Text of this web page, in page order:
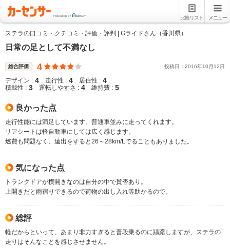
比較リスト メニュー
ステラの口コミ・クチコミ・評価・評判 | Gライドさん（香川県）
日常の足として不満なし
総合評価 4 投稿日： 2016年10 月 12日
デザイン : 4 走行性 : 4 居住性 : 4
積載性 : 3 運転しやすさ : 4 維持費 : 5
良かった点
走行性能には満足しています。普通車並みに走ってくれます。
リアシートは軽自動車にしては広く感じます。
燃費も問題なく、遠出をすると26～28km/Lでることもありました。
気になった点
トランクドアが横開きなのは自分の中で賛否あり。
上開きだと雨宿りできるので荷物の出し入れ等助かるので。
総評
軽だからといって、あまり非力すぎると普段乗るのに躊躇しますが、ステラの
走りはそんなことを感じさせません。